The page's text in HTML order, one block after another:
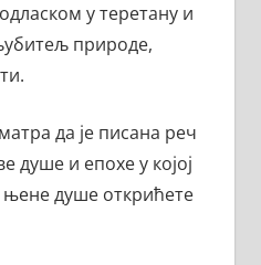
у теретану и
природе,
да је писана реч
душе и епохе у којој
њене душе открићете